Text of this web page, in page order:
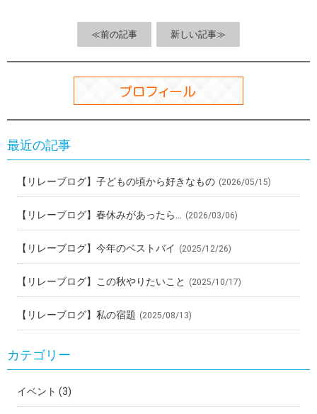
o
k
a
t
≪前の記事 新しい記事≫
最近の記事
【リレーブログ】子どもの頃から好きなもの (2026/05/15)
【リレーブログ】春休みがあったら… (2026/03/06)
【リレーブログ】今年のベストバイ (2025/12/26)
【リレーブログ】この秋やりたいこと (2025/10/17)
【リレーブログ】私の宿題 (2025/08/13)
カテゴリー
イベント (3)